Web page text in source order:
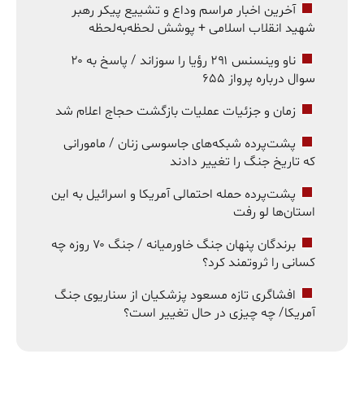
آخرین اخبار مراسم وداع و تشییع پیکر رهبر
شهید انقلاب اسلامی + پوشش لحظه‌به‌لحظه
ناو وینسنس ۲۹۱ رؤیا را سوزاند / پاسخ به ۲۰
سوال درباره پرواز ۶۵۵
زمان و جزئیات عملیات بازگشت حجاج اعلام شد
پشت‌پرده شبکه‌های جاسوسی زنان / مامورانی
که تاریخ جنگ را تغییر دادند
پشت‌پرده حمله احتمالی آمریکا و اسرائیل به این
استان‌ها لو رفت
برندگان پنهان جنگ خاورمیانه / جنگ ۷۰ روزه چه
کسانی را ثروتمند کرد؟
افشاگری تازه مسعود پزشکیان از سناریوی جنگ
آمریکا/ چه چیزی در حال تغییر است؟